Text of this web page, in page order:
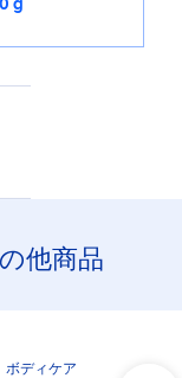
他商品
ボディケア